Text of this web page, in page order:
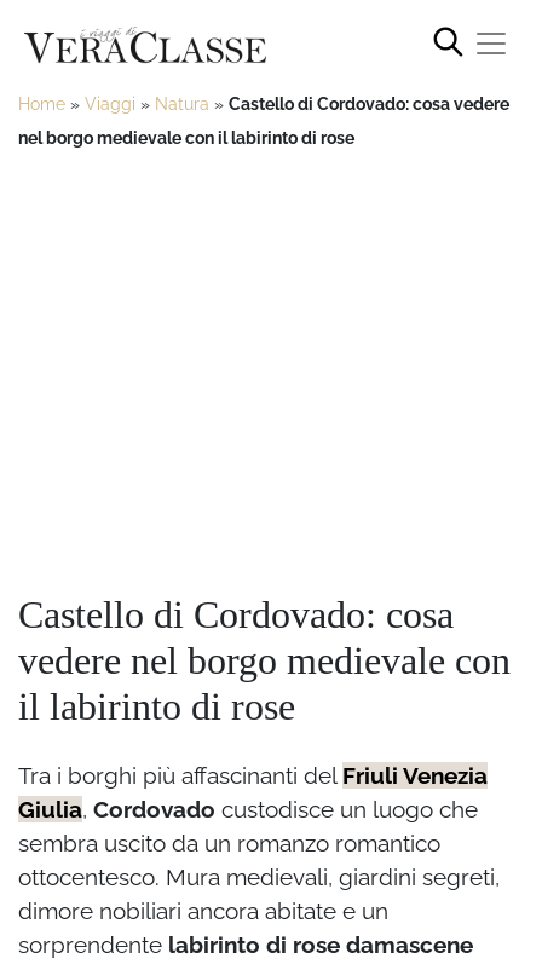
Home » Viaggi » Natura » Castello di Cordovado: cosa vedere
nel borgo medievale con il labirinto di rose
Castello di Cordovado: cosa
vedere nel borgo medievale con
il labirinto di rose
Tra i borghi più affascinanti del Friuli Venezia
Giulia, Cordovado custodisce un luogo che
sembra uscito da un romanzo romantico
ottocentesco. Mura medievali, giardini segreti,
dimore nobiliari ancora abitate e un
sorprendente labirinto di rose damascene